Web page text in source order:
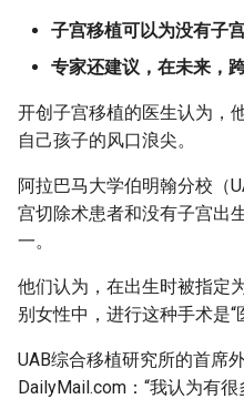
s
a
c
子宫移植可以为没有子
专家还建议，在未来，
开创子宫移植的医生认为，
自己孩子的风口浪尖。
阿拉巴马大学伯明翰分校（
宫切除术患者和没有子宫出
一。
他们认为，在出生时被指定
别女性中，进行这种手术是“
UAB综合移植研究所的首席
DailyMail.com：“我认为有